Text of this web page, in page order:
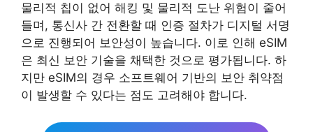
물리적 칩이 없어 해킹 및 물리적 도난 위험이 줄어
들며, 통신사 간 전환할 때 인증 절차가 디지털 서명
으로 진행되어 보안성이 높습니다. 이로 인해 eSIM
은 최신 보안 기술을 채택한 것으로 평가됩니다. 하
지만 eSIM의 경우 소프트웨어 기반의 보안 취약점
이 발생할 수 있다는 점도 고려해야 합니다.